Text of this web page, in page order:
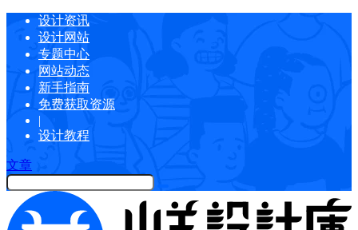
设计资讯
设计网站
专题中心
网站动态
新手指南
免费获取资源
|
设计教程
文章